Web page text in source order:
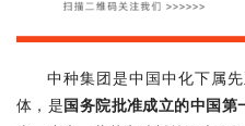
中种集团是中国中化下属
体，是国务院批准成立的中国第